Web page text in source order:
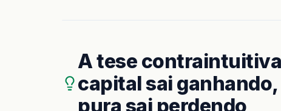
A tese
capital sai
pura sai perdendo